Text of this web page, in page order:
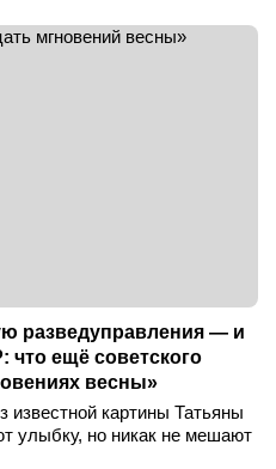
разведуправления — и
что ещё советского
весны»
картины Татьяны
улыбку, но никак не мешают